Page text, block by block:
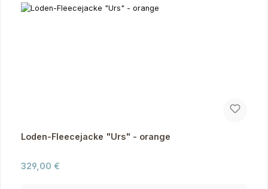
Loden-Fleecejacke "Urs" - orange
Regulärer Preis:
329,00 €